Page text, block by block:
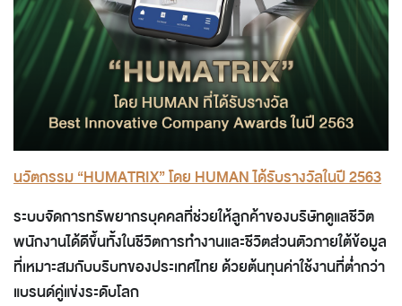
นวัตกรรม “HUMATRIX” โดย HUMAN ได้รับรางวัลในปี 2563
ระบบจัดการทรัพยากรบุคคลที่ช่วยให้ลูกค้าของบริษัทดูแลชีวิต
พนักงานได้ดีขึ้นทั้งในชีวิตการทำงานและชีวิตส่วนตัวภายใต้ข้อมูล
ที่เหมาะสมกับบริบทของประเทศไทย ด้วยต้นทุนค่าใช้งานที่ต่ำกว่า
แบรนด์คู่แข่งระดับโลก